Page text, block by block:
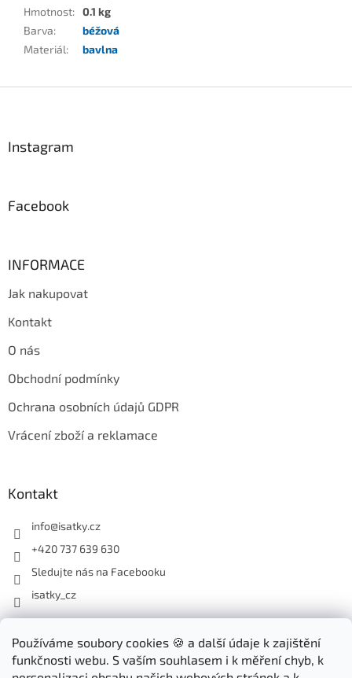
Používáme soubory cookies 🍪 a další údaje k zajištění
funkčnosti webu. S vaším souhlasem i k měření chyb, k
Hmotnost: 0.1 kg
Barva:
béžová
Materiál: bavlna
Instagram
Facebook
INFORMACE
Jak nakupovat
Kontakt
O nás
Obchodní podmínky
Ochrana osobních údajů GDPR
Vrácení zboží a reklamace
Kontakt
info@isatky.cz
+420 737 639 630
Sledujte nás na Facebooku
isatky_cz
Odebírat newsletter
Vložte svůj e-mail a my vám budeme zasílat informace o nových